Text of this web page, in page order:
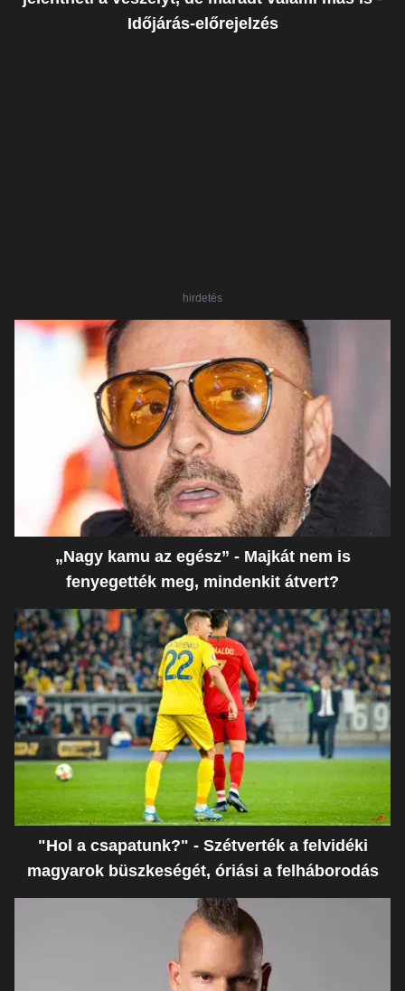
Időjárás-előrejelzés
hirdetés
„Nagy kamu az egész” - Majkát nem is
fenyegették meg, mindenkit átvert?
"Hol a csapatunk?" - Szétverték a felvidéki
magyarok büszkeségét, óriási a felháborodás